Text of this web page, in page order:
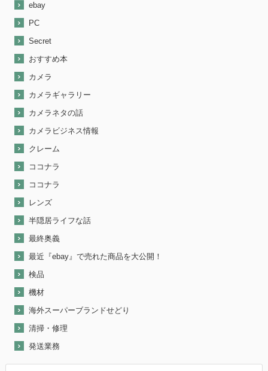
ebay
PC
Secret
おすすめ本
カメラ
カメラギャラリー
カメラネタの話
カメラビジネス情報
クレーム
ココナラ
ココナラ
レンズ
半隠居ライフな話
最終奥義
最近『ebay』で売れた商品を大公開！
検品
機材
海外スーパーブランドせどり
清掃・修理
発送業務